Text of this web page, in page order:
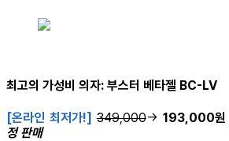
최고의 가성비 의자: 부스터 베타젤 BC-LV
[온라인 최저가!] 349,000→ 193,000원
정 판매